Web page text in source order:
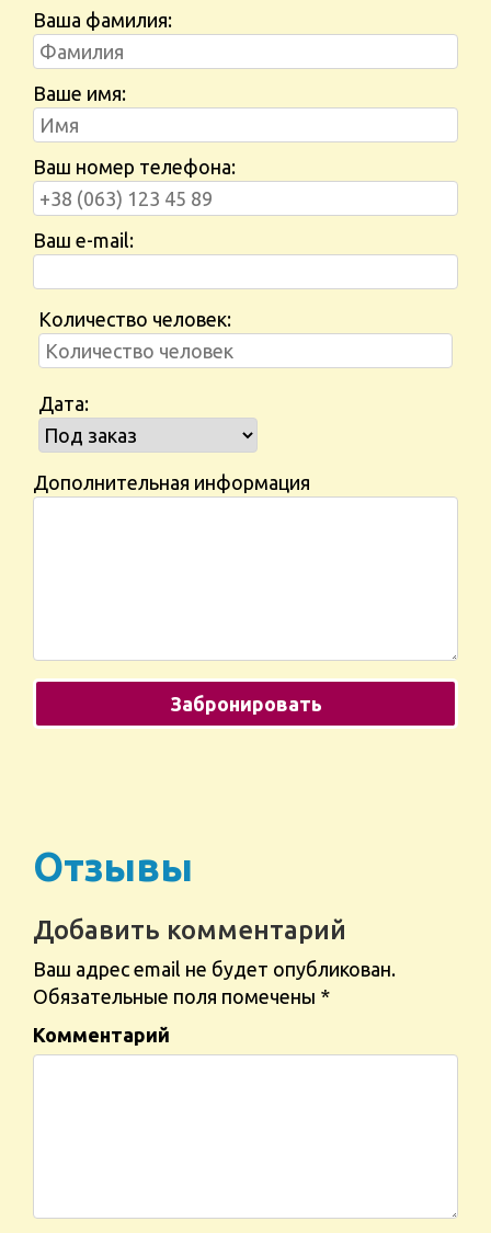
Ваша фамилия:
Ваше имя:
Ваш номер телефона:
Ваш e-mail:
Количество человек:
Дата:
Дополнительная информация
Отзывы
Добавить комментарий
Ваш адрес email не будет опубликован.
Обязательные поля помечены *
Комментарий